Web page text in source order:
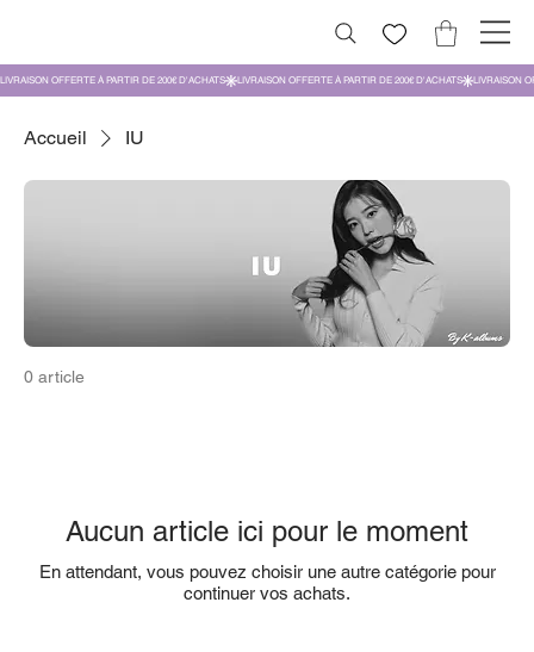
Accueil IU
0 article
Aucun article ici pour le moment
En attendant, vous pouvez choisir une autre catégorie pour
continuer vos achats.